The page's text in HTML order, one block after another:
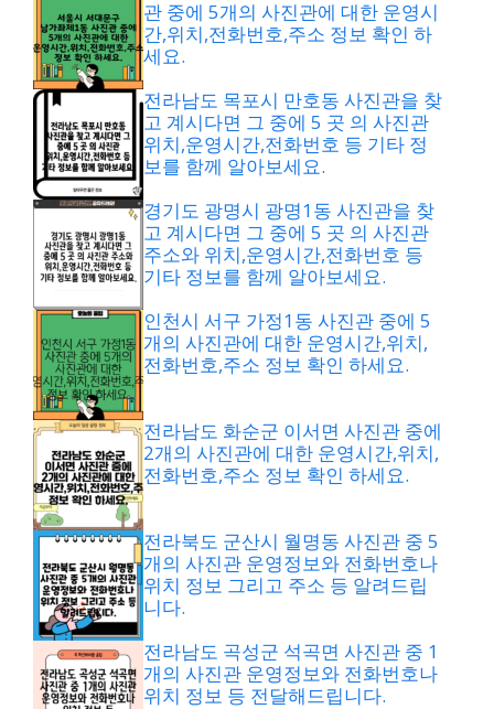
관 중에 5개의 사진관에 대한 운영시
간,위치,전화번호,주소 정보 확인 하
세요.
전라남도 목포시 만호동 사진관을 찾
고 계시다면 그 중에 5 곳 의 사진관
위치,운영시간,전화번호 등 기타 정
보를 함께 알아보세요.
경기도 광명시 광명1동 사진관을 찾
고 계시다면 그 중에 5 곳 의 사진관
주소와 위치,운영시간,전화번호 등
기타 정보를 함께 알아보세요.
인천시 서구 가정1동 사진관 중에 5
개의 사진관에 대한 운영시간,위치,
전화번호,주소 정보 확인 하세요.
전라남도 화순군 이서면 사진관 중에
2개의 사진관에 대한 운영시간,위치,
전화번호,주소 정보 확인 하세요.
전라북도 군산시 월명동 사진관 중 5
개의 사진관 운영정보와 전화번호나
위치 정보 그리고 주소 등 알려드립
니다.
전라남도 곡성군 석곡면 사진관 중 1
개의 사진관 운영정보와 전화번호나
위치 정보 등 전달해드립니다.